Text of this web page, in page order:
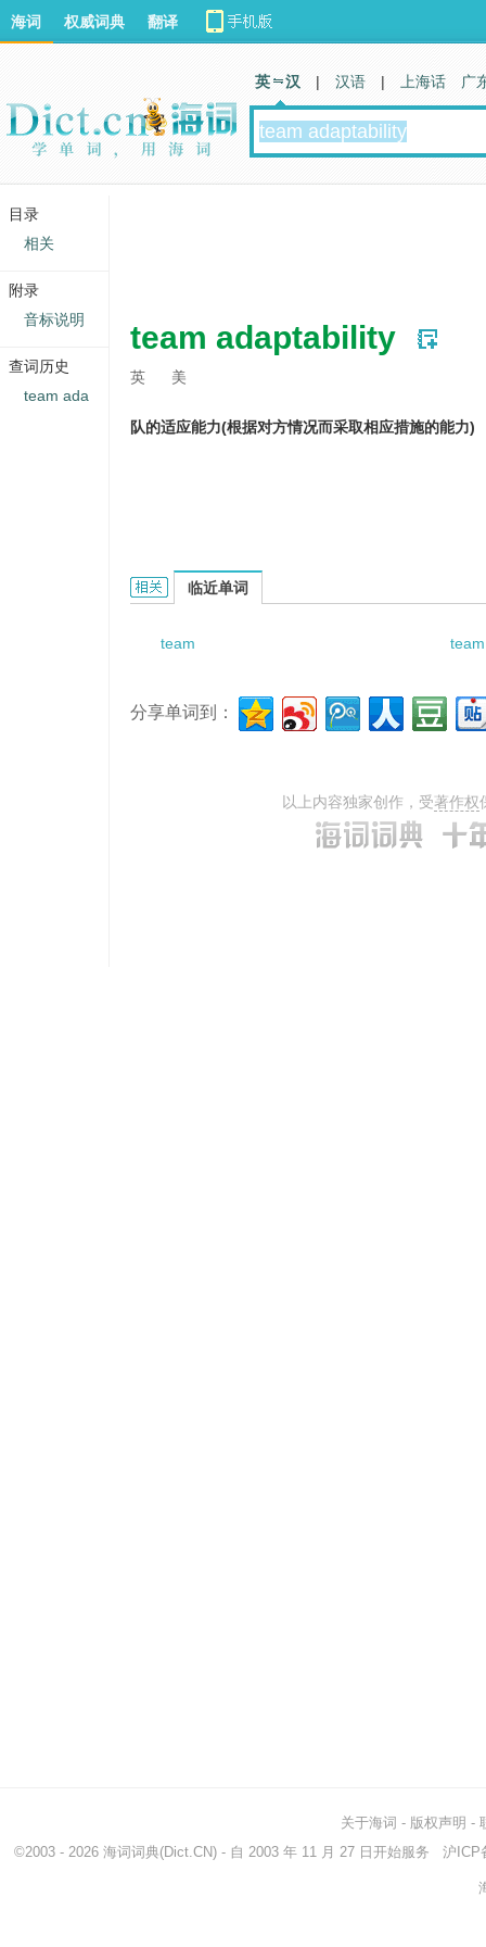
team adaptability
英 美
队的适应能力(根据对方情况而采取相应措施的能力)
team adaptability的相关资料：
临近单词
team
分享单词到：
以上内容独家创作，受著作权
海词 权威词典 翻译
英 汉 | 汉语 | 上海话 广
关于海词 - 版权声明 -
©2003 - 2026 海词词典(Dict.CN) - 自 2003 年 11 月 27 日开始服务 沪ICP
目录
相关
附录
音标说明
查词历史
team ada